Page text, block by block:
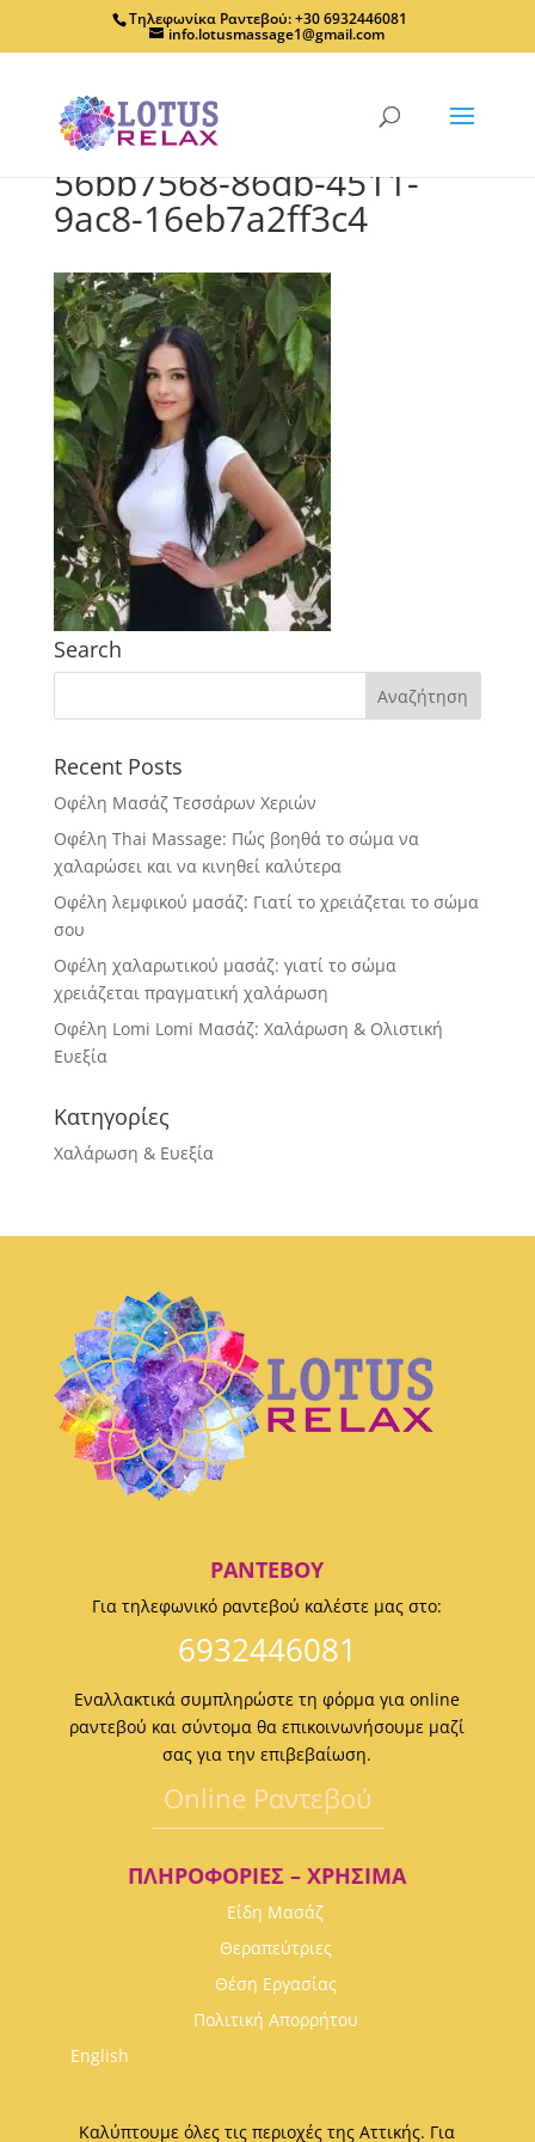
Τηλεφωνίκα Ραντεβού: +30 6932446081
info.lotusmassage1@gmail.com
56bb7568-86db-4511-
9ac8-16eb7a2ff3c4
Search
Recent Posts
Οφέλη Μασάζ Τεσσάρων Χεριών
Οφέλη Thai Massage: Πώς βοηθά το σώμα να
χαλαρώσει και να κινηθεί καλύτερα
Οφέλη λεμφικού μασάζ: Γιατί το χρειάζεται το σώμα
σου
Οφέλη χαλαρωτικού μασάζ: γιατί το σώμα
χρειάζεται πραγματική χαλάρωση
Οφέλη Lomi Lomi Μασάζ: Χαλάρωση & Ολιστική
Ευεξία
Κατηγορίες
Χαλάρωση & Ευεξία
ΡΑΝΤΕΒΟΎ
Για τηλεφωνικό ραντεβού καλέστε μας στο:
6932446081
Εναλλακτικά συμπληρώστε τη φόρμα για online
ραντεβού και σύντομα θα επικοινωνήσουμε μαζί
σας για την επιβεβαίωση.
Οnline Ραντεβού
ΠΛΗΡΟΦΟΡΊΕΣ – ΧΡΉΣΙΜΑ
Είδη Μασάζ
Θεραπεύτριες
Θέση Εργασίας
Πολιτική Απορρήτου
English
Καλύπτουμε όλες τις περιοχές της Αττικής. Για